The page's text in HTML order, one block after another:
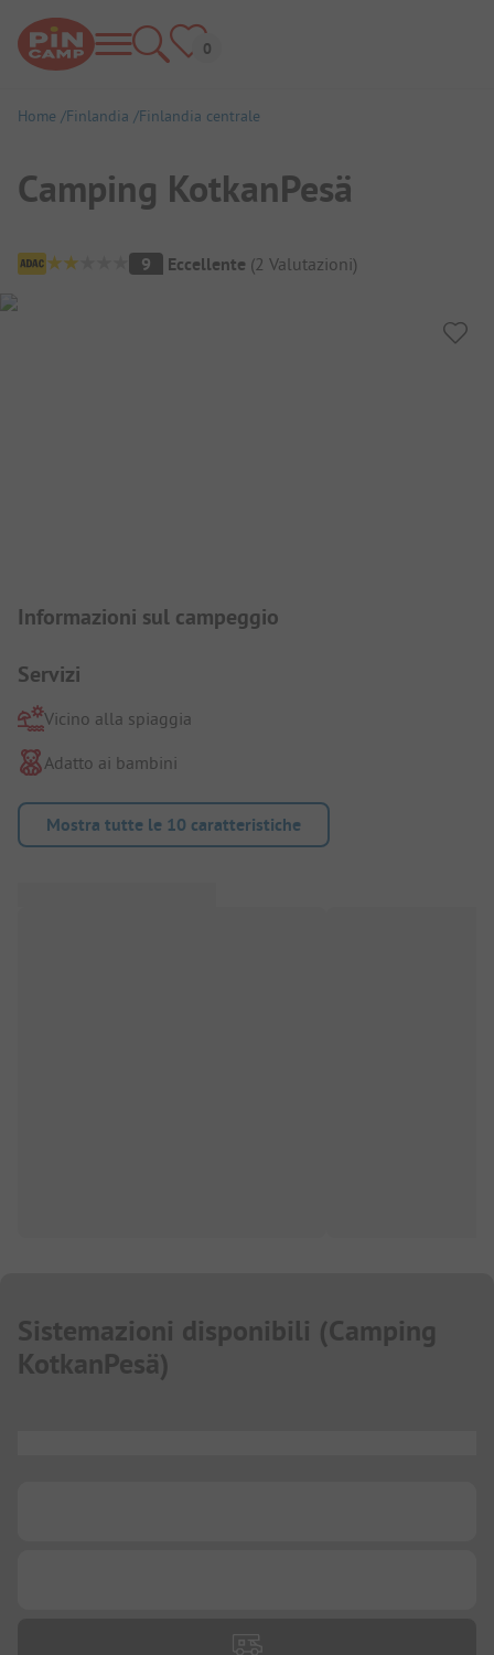
Home Finlandia Finlandia centrale
Camping KotkanPesä
Panoramica del campeggio
9 Eccellente (2 Valutazioni)
Informazioni sul campeggio
Servizi
Vicino alla spiaggia
Adatto ai bambini
Mostra tutte le 10 caratteristiche
Sistemazioni disponibili (Camping
KotkanPesä)